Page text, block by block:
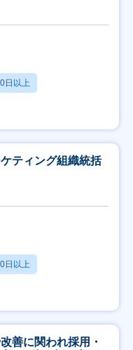
日以上
ティング組織統括
日以上
善に関われ採用・